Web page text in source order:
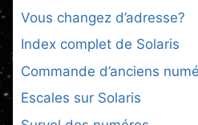
Vous changez d’adresse?
Index complet de Solaris
Commande d’anciens
Escales sur Solaris